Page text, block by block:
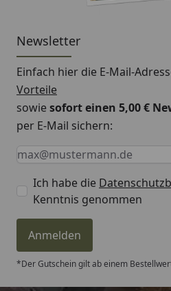
Newsletter
Einfach hier die E-Mail-
Vorteile
sowiesofort einen 5,00 €
per E-Mail sichern:
Keine Eingabe erforderlich
Eingabe erforderlich
E-Mail *
Ich habe die
Kenntnis genommen
Anmelden
*Der Gutschein gilt ab einem